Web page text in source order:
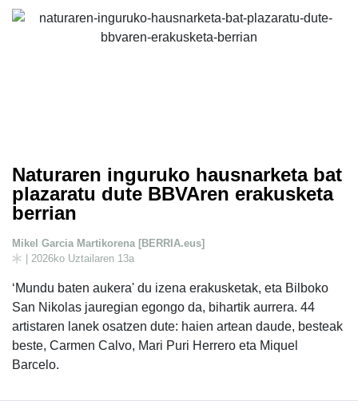
Naturaren inguruko hausnarketa bat
plazaratu dute BBVAren erakusketa
berrian
Mikel Garcia Martikorena [BERRIA.eus]
| 2026ko Uztailaren 13a
‘Mundu baten aukera' du izena erakusketak, eta Bilboko
San Nikolas jauregian egongo da, bihartik aurrera. 44
artistaren lanek osatzen dute: haien artean daude, besteak
beste, Carmen Calvo, Mari Puri Herrero eta Miquel
Barcelo.